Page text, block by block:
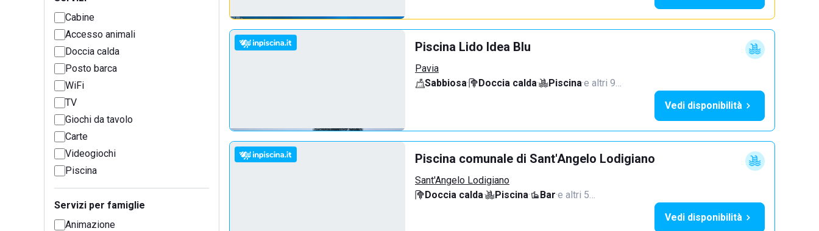
Cabine
Accesso animali
Doccia calda
Posto barca
WiFi
TV
Giochi da tavolo
Carte
Videogiochi
Piscina
Servizi per famiglie
Animazione
Piscina Lido Idea Blu
Pavia
Sabbiosa· Doccia calda· Piscina·e altri 9…
Vedi disponibilità
Piscina comunale di Sant'Angelo Lodigiano
Sant'Angelo Lodigiano
Doccia calda· Piscina· Bar·e altri 5…
Vedi disponibilità